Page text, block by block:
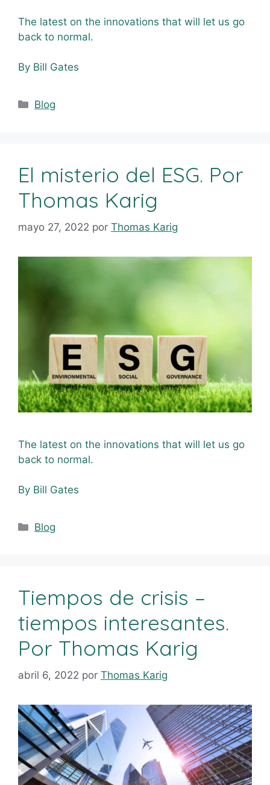
The latest on the innovations that will let us go
back to normal.
By Bill Gates
Blog
El misterio del ESG. Por
Thomas Karig
mayo 27, 2022 por Thomas Karig
The latest on the innovations that will let us go
back to normal.
By Bill Gates
Blog
Tiempos de crisis –
tiempos interesantes.
Por Thomas Karig
abril 6, 2022 por Thomas Karig